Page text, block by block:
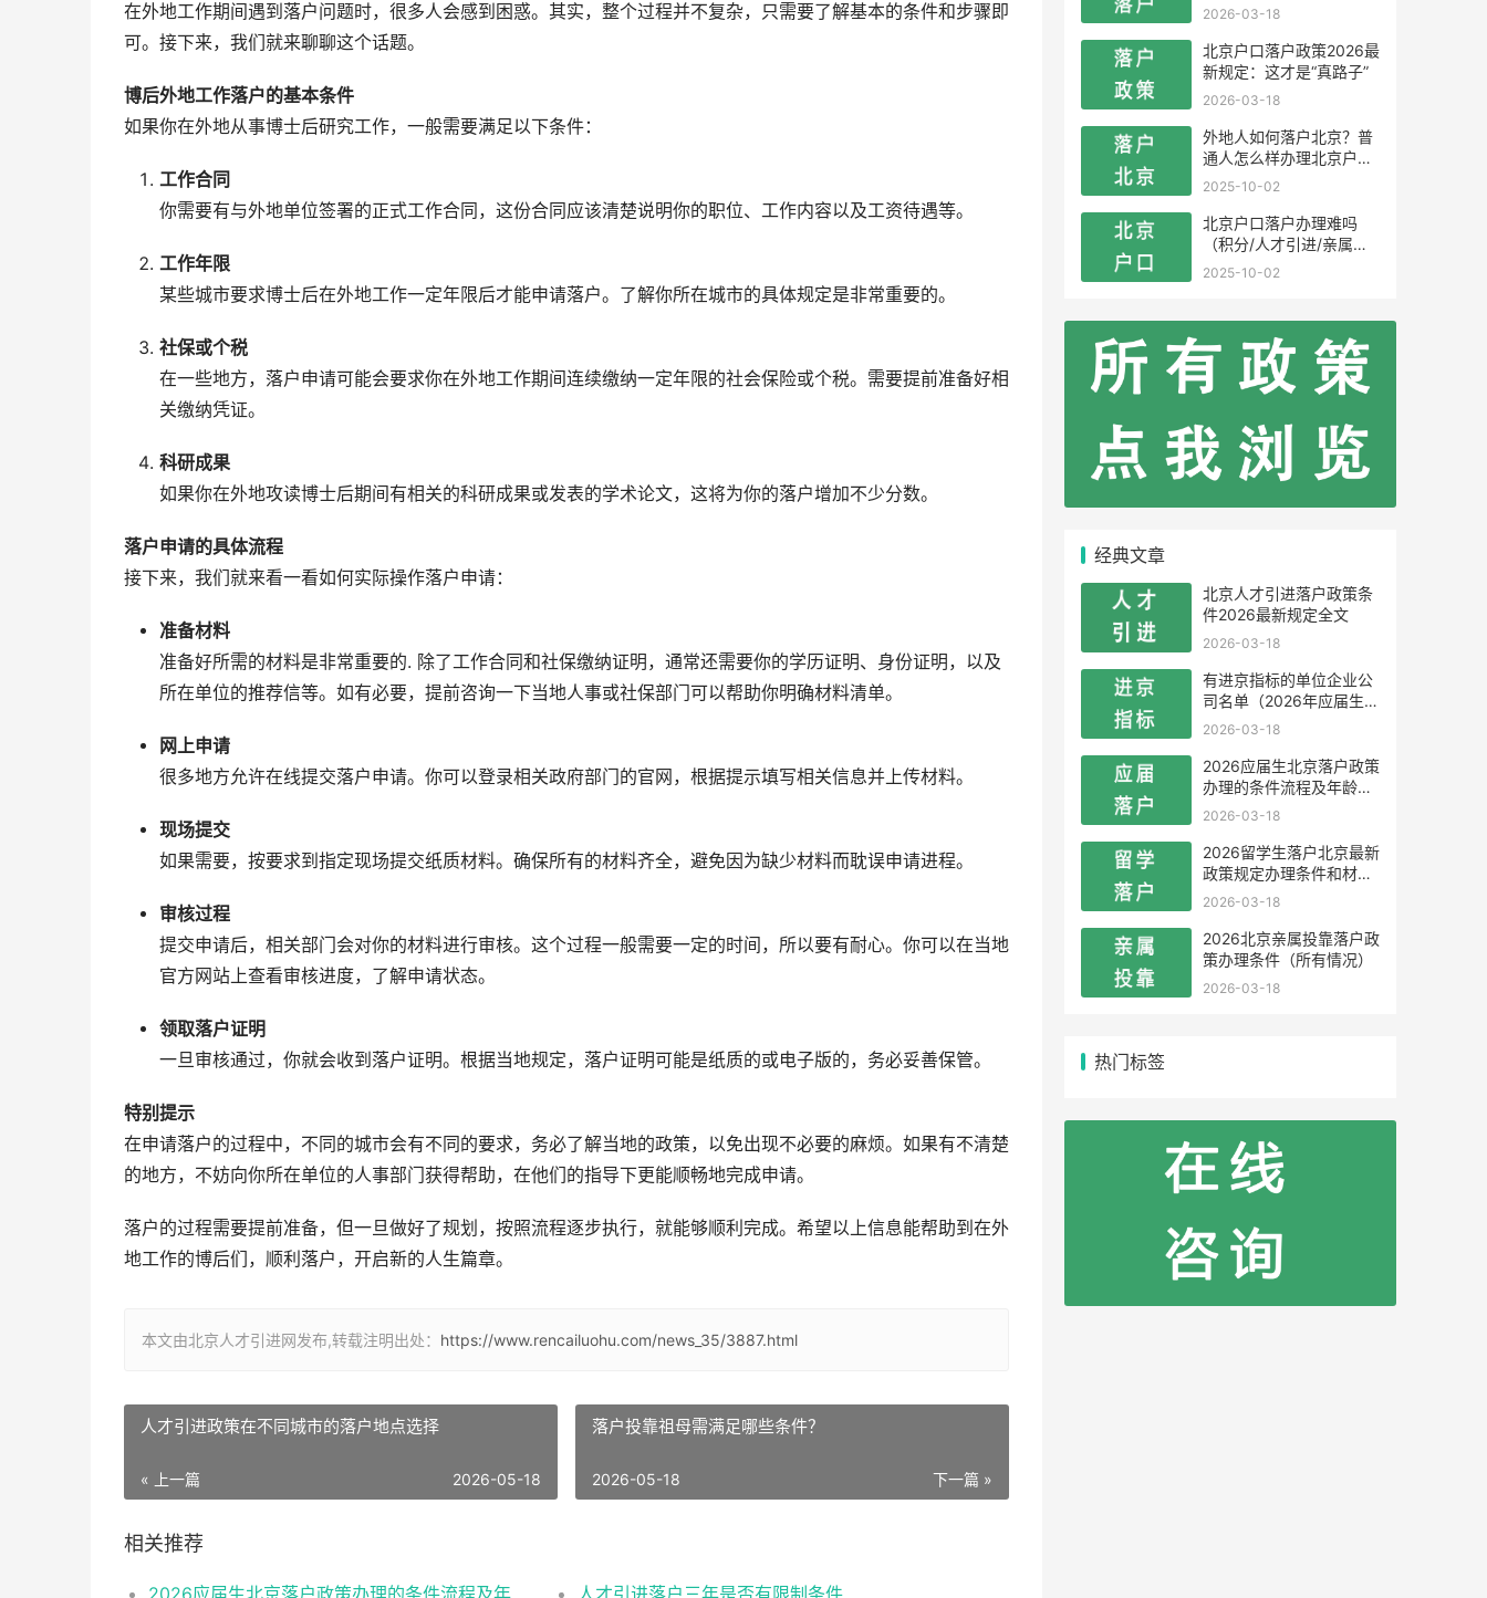
在外地工作期间遇到落户问题时，很多人会感到困惑。其实，整个过程并不复杂，只需要了解基本的条件和步骤即
可。接下来，我们就来聊聊这个话题。
博后外地工作落户的基本条件
如果你在外地从事博士后研究工作，一般需要满足以下条件：
工作合同
你需要有与外地单位签署的正式工作合同，这份合同应该清楚说明你的职位、工作内容以及工资待遇等。
工作年限
某些城市要求博士后在外地工作一定年限后才能申请落户。了解你所在城市的具体规定是非常重要的。
社保或个税
在一些地方，落户申请可能会要求你在外地工作期间连续缴纳一定年限的社会保险或个税。需要提前准备好相
关缴纳凭证。
科研成果
如果你在外地攻读博士后期间有相关的科研成果或发表的学术论文，这将为你的落户增加不少分数。
落户申请的具体流程
接下来，我们就来看一看如何实际操作落户申请：
准备材料
准备好所需的材料是非常重要的. 除了工作合同和社保缴纳证明，通常还需要你的学历证明、身份证明，以及
所在单位的推荐信等。如有必要，提前咨询一下当地人事或社保部门可以帮助你明确材料清单。
网上申请
很多地方允许在线提交落户申请。你可以登录相关政府部门的官网，根据提示填写相关信息并上传材料。
现场提交
如果需要，按要求到指定现场提交纸质材料。确保所有的材料齐全，避免因为缺少材料而耽误申请进程。
审核过程
提交申请后，相关部门会对你的材料进行审核。这个过程一般需要一定的时间，所以要有耐心。你可以在当地
官方网站上查看审核进度，了解申请状态。
领取落户证明
一旦审核通过，你就会收到落户证明。根据当地规定，落户证明可能是纸质的或电子版的，务必妥善保管。
特别提示
在申请落户的过程中，不同的城市会有不同的要求，务必了解当地的政策，以免出现不必要的麻烦。如果有不清楚
的地方，不妨向你所在单位的人事部门获得帮助，在他们的指导下更能顺畅地完成申请。
落户的过程需要提前准备，但一旦做好了规划，按照流程逐步执行，就能够顺利完成。希望以上信息能帮助到在外
地工作的博后们，顺利落户，开启新的人生篇章。
本文由北京人才引进网发布,转载注明出处： https://www.rencailuohu.com/news_35/3887.html
人才引进政策在不同城市的落户地点选择
« 上一篇 2026-05-18
落户投靠祖母需满足哪些条件？
下一篇 »
2026-05-18
相关推荐
人才引进落户三年是否有限制条件
2026-03-18
北京户口落户政策2026最
新规定：这才是“真路子”
2026-03-18
外地人如何落户北京？普
通人怎么样办理北京户
口？
2025-10-02
北京户口落户办理难吗
（积分/人才引进/亲属投
靠）
2025-10-02
经典文章
北京人才引进落户政策条
件2026最新规定全文
2026-03-18
有进京指标的单位企业公
司名单（2026年应届生留
学生）
2026-03-18
2026应届生北京落户政策
办理的条件流程及年龄限
制
2026-03-18
2026留学生落户北京最新
政策规定办理条件和材料
及流程
2026-03-18
2026北京亲属投靠落户政
策办理条件（所有情况）
2026-03-18
热门标签